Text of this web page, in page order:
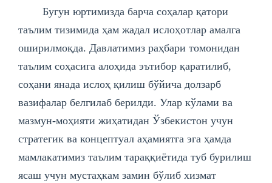
Бугун юртимизда барча соҳалар қатори
таълим тизимида ҳам жадал ислоҳотлар амалга
оширилмоқда. Давлатимиз раҳбари томонидан
таълим соҳасига алоҳида эътибор қаратилиб,
соҳани янада ислоҳ қилиш бўйича долзарб
вазифалар белгилаб берилди. Улар кўлами ва
мазмун-моҳияти жиҳатидан Ўзбекистон учун
стратегик ва концептуал аҳамиятга эга ҳамда
мамлакатимиз таълим тараққиётида туб бурилиш
ясаш учун мустаҳкам замин бўлиб хизмат